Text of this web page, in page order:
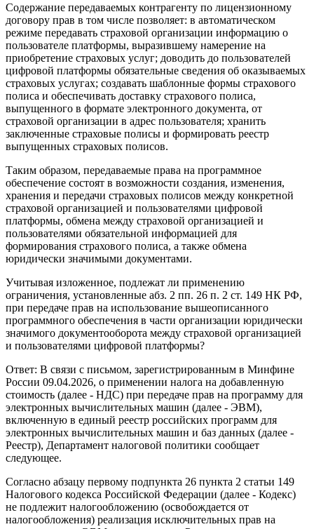
Содержание передаваемых контрагенту по лицензионному
договору прав в том числе позволяет: в автоматическом
режиме передавать страховой организации информацию о
пользователе платформы, выразившему намерение на
приобретение страховых услуг; доводить до пользователей
цифровой платформы обязательные сведения об оказываемых
страховых услугах; создавать шаблонные формы страхового
полиса и обеспечивать доставку страхового полиса,
выпущенного в формате электронного документа, от
страховой организации в адрес пользователя; хранить
заключенные страховые полисы и формировать реестр
выпущенных страховых полисов.
Таким образом, передаваемые права на программное
обеспечение состоят в возможности создания, изменения,
хранения и передачи страховых полисов между конкретной
страховой организацией и пользователями цифровой
платформы, обмена между страховой организацией и
пользователями обязательной информацией для
формирования страхового полиса, а также обмена
юридически значимыми документами.
Учитывая изложенное, подлежат ли применению
ограничения, установленные абз. 2 пп. 26 п. 2 ст. 149 НК РФ,
при передаче прав на использование вышеописанного
программного обеспечения в части организации юридически
значимого документооборота между страховой организацией
и пользователями цифровой платформы?
Ответ: В связи с письмом, зарегистрированным в Минфине
России 09.04.2026, о применении налога на добавленную
стоимость (далее - НДС) при передаче прав на программу для
электронных вычислительных машин (далее - ЭВМ),
включенную в единый реестр российских программ для
электронных вычислительных машин и баз данных (далее -
Реестр), Департамент налоговой политики сообщает
следующее.
Согласно абзацу первому подпункта 26 пункта 2 статьи 149
Налогового кодекса Российской Федерации (далее - Кодекс)
не подлежит налогообложению (освобождается от
налогообложения) реализация исключительных прав на